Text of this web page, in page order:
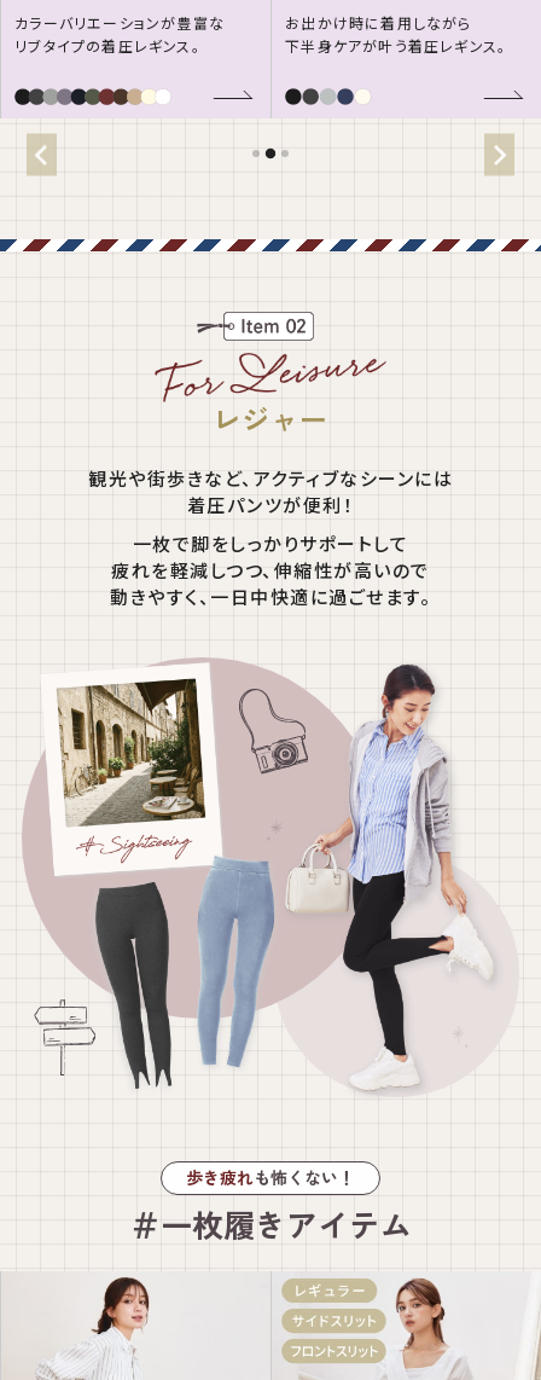
カラーバリエーションが豊富な
リブタイプの着圧レギンス。
お出かけ時に着用しながら
下半身ケアが叶う着圧レギンス。
レジャー
観光や街歩きなど、アクティブなシーンには
着圧パンツが便利！
一枚で脚をしっかりサポートして
疲れを軽減しつつ、伸縮性が高いので
動きやすく、一日中快適に過ごせます。
歩き疲れも怖くない！
＃一枚履きアイテム